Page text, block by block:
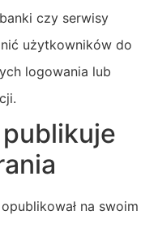
czy serwisy
użytkowników do
logowania lub
na swoim